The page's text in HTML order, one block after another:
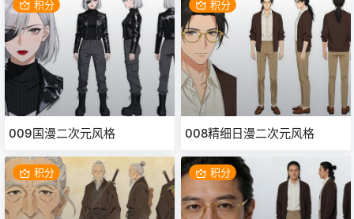
积分
009国漫二次元风格
积分
008精细日漫二次元风格
积分 积分